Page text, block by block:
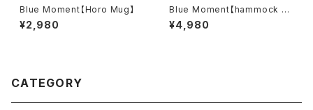
Blue Moment【Horo Mug】
¥2,980
Blue Moment【hammock T-
shirt /Vintage Black】
¥4,980
CATEGORY